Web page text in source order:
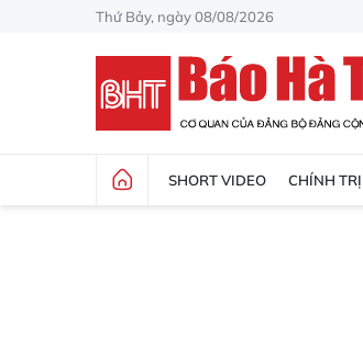
Thứ Bảy, ngày 08/08/2026
SHORT VIDEO CHÍNH TRỊ